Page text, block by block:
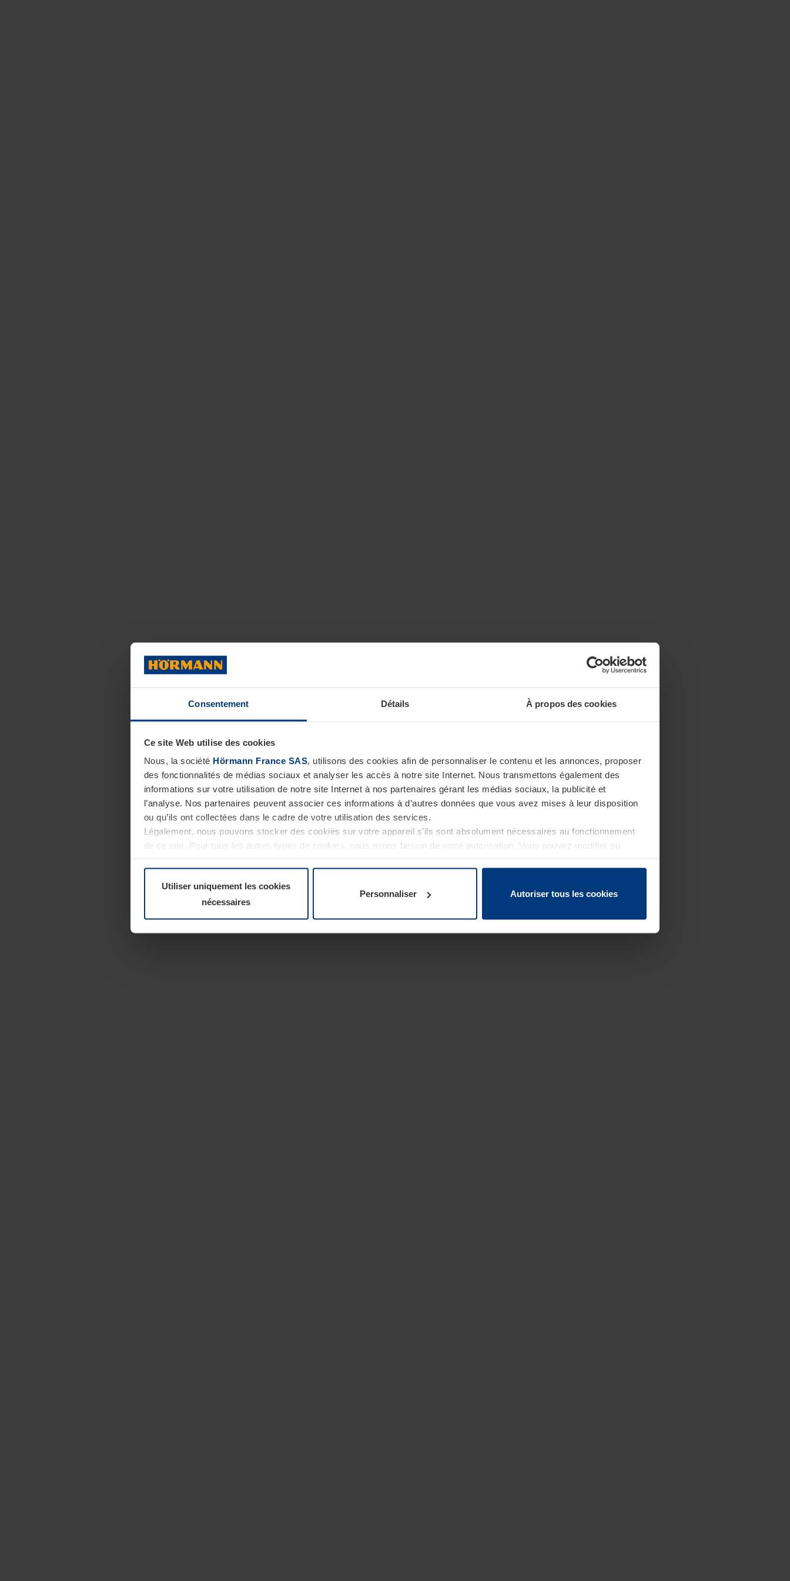
Consentement Détails À propos des cookies
Ce site Web utilise des cookies
Nous, la société Hörmann France SAS, utilisons des cookies afin de personnaliser le contenu et les annonces, proposer
des fonctionnalités de médias sociaux et analyser les accès à notre site Internet. Nous transmettons également des
informations sur votre utilisation de notre site Internet à nos partenaires gérant les médias sociaux, la publicité et
l’analyse. Nos partenaires peuvent associer ces informations à d’autres données que vous avez mises à leur disposition
ou qu’ils ont collectées dans le cadre de votre utilisation des services.
Légalement, nous pouvons stocker des cookies sur votre appareil s’ils sont absolument nécessaires au fonctionnement
de ce site. Pour tous les autres types de cookies, nous avons besoin de votre autorisation. Vous pouvez modifier ou
Utiliser uniquement les cookies
nécessaires
Personnaliser Autoriser tous les cookies